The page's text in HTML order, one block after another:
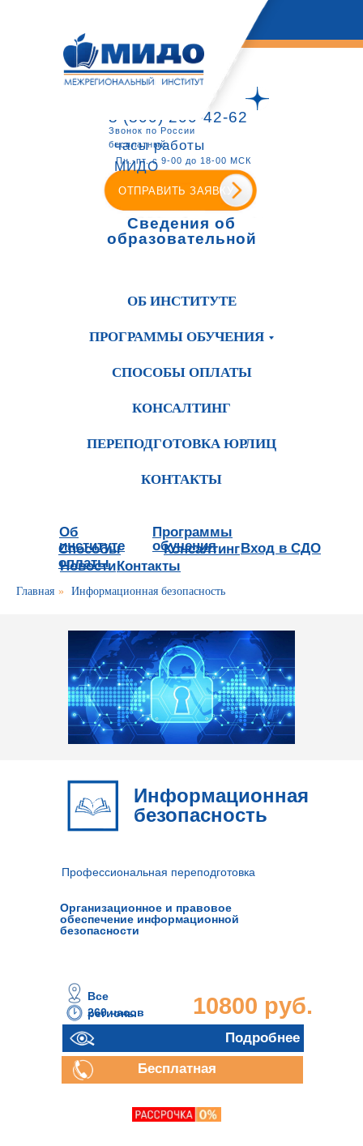
8 (800) 200-42-62
Звонок по России
бесплатный
ОТПРАВИТЬ ЗАЯВКУ
часы работы
МИДО
Пн.-пт. с 9-00 до 18-00 МСК
Сведения об
образовательной
ОБ ИНСТИТУТЕ
ПРОГРАММЫ ОБУЧЕНИЯ
СПОСОБЫ ОПЛАТЫ
КОНСАЛТИНГ
ПЕРЕПОДГОТОВКА ЮРЛИЦ
КОНТАКТЫ
Об
институте
Программы
обучения
Способы
оплаты
Консалтинг
Новости
Вход в СДО
Контакты
Главная » Информационная безопасность
Информационная
безопасность
Организационное и правовое
обеспечение информационной
безопасности
260 часов 10800 руб.
Все
регионы
Профессиональная переподготовка
Подробнее
Бесплатная